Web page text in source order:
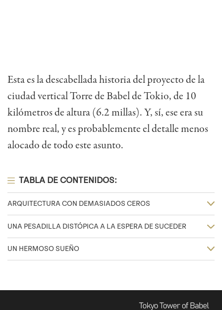
Esta es la descabellada historia del proyecto de la
ciudad vertical Torre de Babel de Tokio, de 10
kilómetros de altura (6.2 millas). Y, sí, ese era su
nombre real, y es probablemente el detalle menos
alocado de todo este asunto.
TABLA DE CONTENIDOS:
ARQUITECTURA CON DEMASIADOS CEROS
UNA PESADILLA DISTÓPICA A LA ESPERA DE SUCEDER
UN HERMOSO SUEÑO